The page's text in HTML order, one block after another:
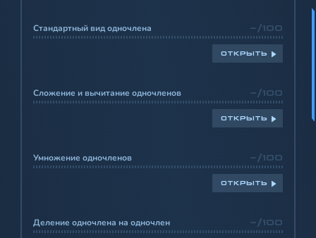
Стандартный вид одночлена -/100
ОТКРЫТЬ
Сложение и вычитание одночленов -/100
ОТКРЫТЬ
Умножение одночленов -/100
ОТКРЫТЬ
Деление одночлена на одночлен -/100